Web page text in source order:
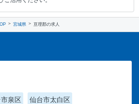
宮城県 亘理郡の求人
泉区 仙台市太白区